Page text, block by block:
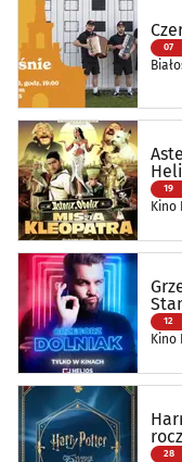
07
19
Kino
12
Kino
28